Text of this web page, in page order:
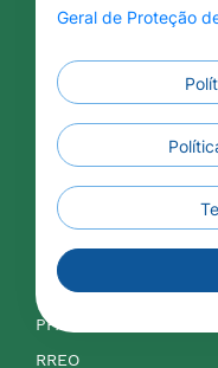
Legislação Tributária
LOA
IPTU
ISSQN
Orçamentos
PPA
RREO
Geral de Proteção